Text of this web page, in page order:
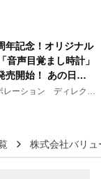
年記念！オリジナル
音声目覚まし時計」
売開始！ あの日の
レーション ディレクト
株式会社バリュ